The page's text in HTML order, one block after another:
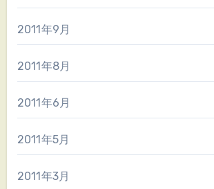
2011年9月
2011年8月
2011年6月
2011年5月
2011年3月